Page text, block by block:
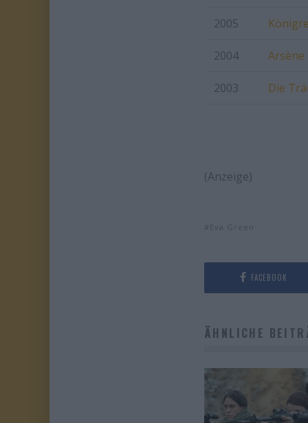
2005
2004 Arsène
2003 Die
(Anzeige)
Eva Green
FACEBOOK
ÄHNLICHE